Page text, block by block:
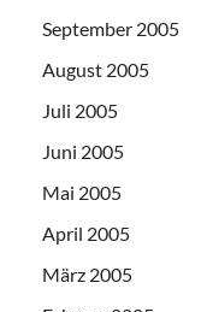
September 2005
August 2005
Juli 2005
Juni 2005
Mai 2005
April 2005
März 2005